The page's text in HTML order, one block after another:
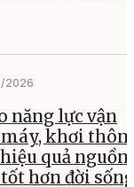
2026
năng lực vận
khơi
quả nguồn
hơn đời sống